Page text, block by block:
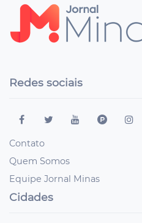
Redes sociais
Contato
Quem Somos
Equipe Jornal Minas
Cidades